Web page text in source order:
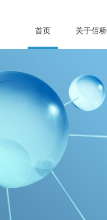
首页 关于佰桥